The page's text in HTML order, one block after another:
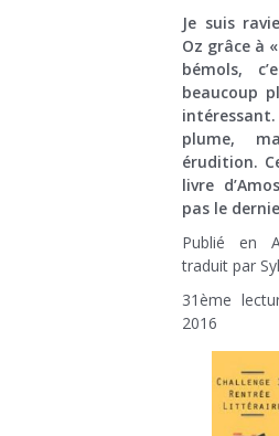
Je suis
Oz grâce à
bémols,
beaucoup
plume,
érudition.
livre
pas le
Publié en
traduit par
31ème
2016